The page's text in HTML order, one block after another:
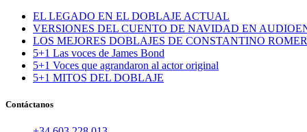
EL LEGADO EN EL DOBLAJE ACTUAL
VERSIONES DEL CUENTO DE NAVIDAD EN
LOS MEJORES DOBLAJES DE CONSTANTINO
5+1 Las voces de James Bond
5+1 Voces que agrandaron al actor original
5+1 MITOS DEL DOBLAJE
Contáctanos